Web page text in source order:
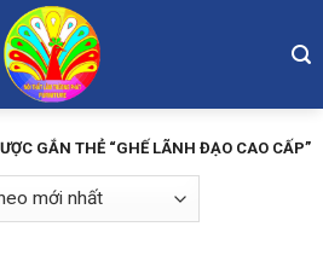
GẮN THẺ “GHẾ LÃNH ĐẠO CAO CẤP”